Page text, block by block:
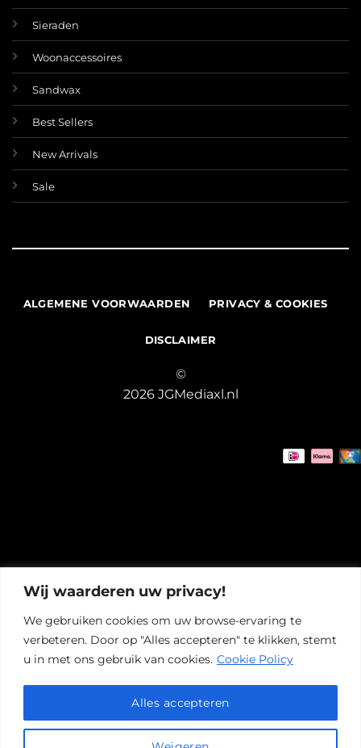
Wij waarderen uw privacy!
We gebruiken cookies om uw browse-ervaring te
verbeteren. Door op "Alles accepteren" te klikken, stemt
u in met ons gebruik van cookies. Cookie Policy
Alles accepteren
Sieraden
Woonaccessoires
Sandwax
Best Sellers
New Arrivals
Sale
ALGEMENE VOORWAARDEN PRIVACY & COOKIES
DISCLAIMER
©
2026 JGMediaxl.nl